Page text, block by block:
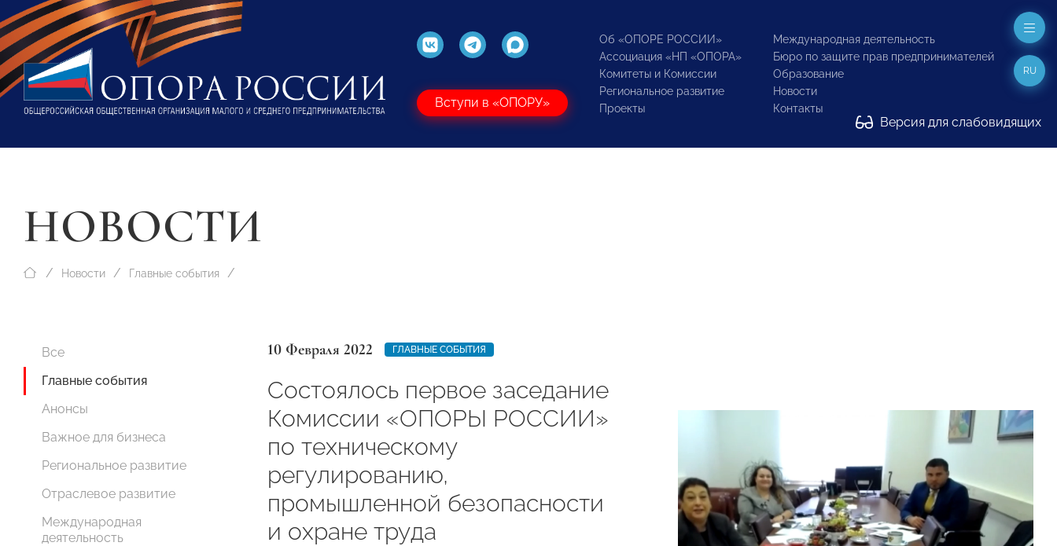
Вступи в «ОПОРУ»
Об «ОПОРЕ РОССИИ»
Ассоциация «НП «ОПОРА»
Комитеты и Комиссии
Региональное развитие
Проекты
Международная деятельность
Бюро по защите прав предпринимателей
Образование
Новости
Контакты
Версия для слабовидящих
RU
НОВОСТИ
Новости Главные события
Все
Главные события
Анонсы
Важное для бизнеса
Региональное развитие
Отраслевое развитие
Международная
деятельность
10 Февраля 2022 ГЛАВНЫЕ СОБЫТИЯ
Состоялось первое заседание
Комиссии «ОПОРЫ РОССИИ»
по техническому
регулированию,
промышленной безопасности
и охране труда